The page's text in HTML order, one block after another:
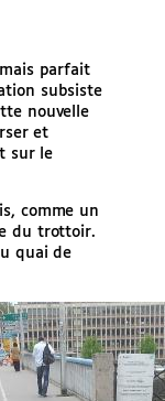
parfait
subsiste
nouvelle
et
sur le
comme un
du trottoir.
quai de